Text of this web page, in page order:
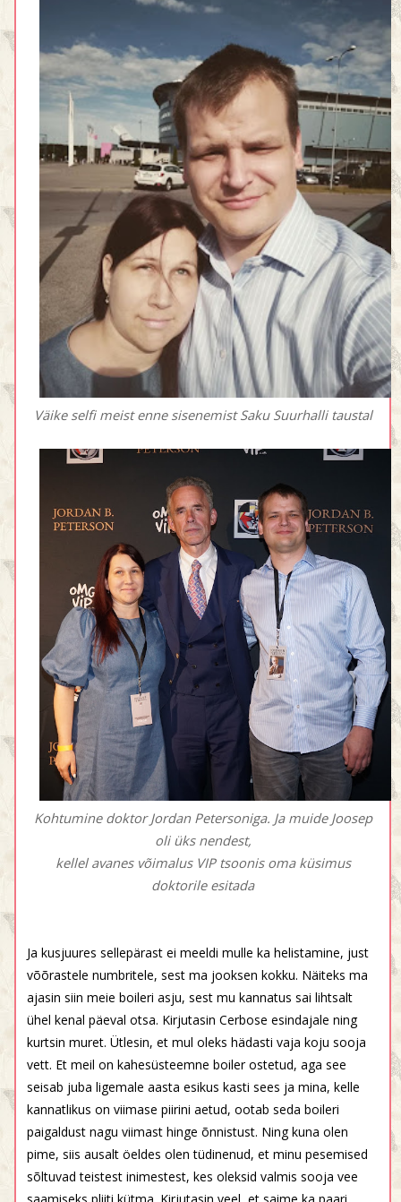
Väike selfi meist enne sisenemist Saku Suurhalli taustal
Kohtumine doktor Jordan Petersoniga. Ja muide Joosep
oli üks nendest,
kellel avanes võimalus VIP tsoonis oma küsimus
doktorile esitada
Ja kusjuures sellepärast ei meeldi mulle ka helistamine, just
võõrastele numbritele, sest ma jooksen kokku. Näiteks ma
ajasin siin meie boileri asju, sest mu kannatus sai lihtsalt
ühel kenal päeval otsa. Kirjutasin Cerbose esindajale ning
kurtsin muret. Ütlesin, et mul oleks hädasti vaja koju sooja
vett. Et meil on kahesüsteemne boiler ostetud, aga see
seisab juba ligemale aasta esikus kasti sees ja mina, kelle
kannatlikus on viimase piirini aetud, ootab seda boileri
paigaldust nagu viimast hinge õnnistust. Ning kuna olen
pime, siis ausalt öeldes olen tüdinenud, et minu pesemised
sõltuvad teistest inimestest, kes oleksid valmis sooja vee
saamiseks pliiti kütma. Kirjutasin veel, et saime ka paari